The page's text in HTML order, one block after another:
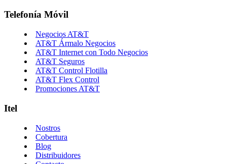
Telefonía Móvil
Negocios AT&T
AT&T Ármalo Negocios
AT&T Internet con Todo Negocios
AT&T Seguros
AT&T Control Flotilla
AT&T Flex Control
Promociones AT&T
Itel
Nostros
Cobertura
Blog
Distribuidores